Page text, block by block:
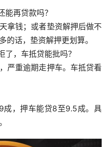
能再贷款吗？
拿钱；或者垫资解押后做不
的话，垫资解押更划算。
了，车抵贷能批吗？
严重逾期走押车。车抵贷看
成，押车能贷8至9.5成。具